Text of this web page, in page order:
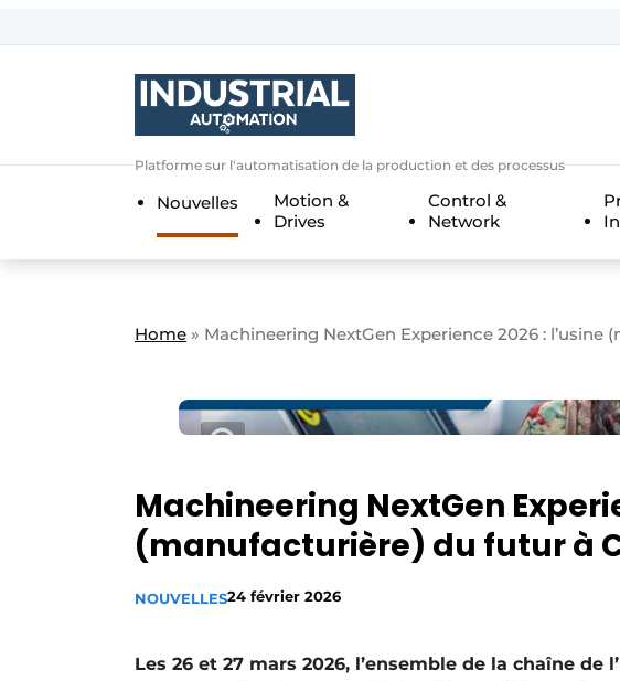
Contact
Eigen content aanleveren
Emploi
EntreprisesMerci de votre inscription
S’inscrire
Home
Podcasts
Privacy / Cookie statement
S’inscrire
Termes et conditions
Platforme sur l'automatisation de la production et des processus
Nouvelles
Motion &
Drives
Control &
Network
Home » Machineering NextGen Experience 2026 :
Machineering NextGen
(manufacturière) du futur à
NOUVELLES24 février 2026
Les 26 et 27 mars 2026, l’ensemble de la chaîne